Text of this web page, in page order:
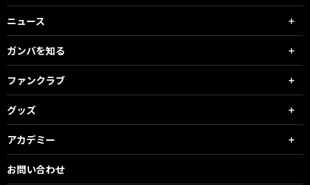
ニュース
ガンバを知る
ファンクラブ
グッズ
アカデミー
お問い合わせ